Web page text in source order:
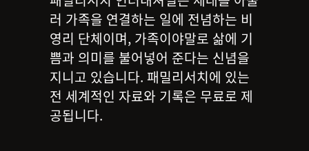
러 가족을 연결하는 일에 전념하는 비
영리 단체이며, 가족이야말로 삶에 기
쁨과 의미를 불어넣어 준다는 신념을
지니고 있습니다. 패밀리서치에 있는
전 세계적인 자료와 기록은 무료로 제
공됩니다.